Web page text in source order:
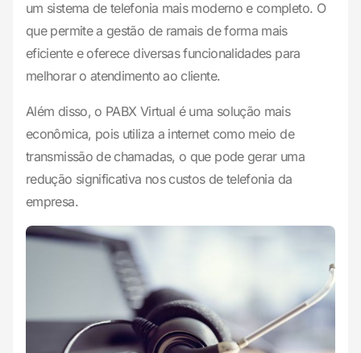
um sistema de telefonia mais moderno e completo. O
que permite a gestão de ramais de forma mais
eficiente e oferece diversas funcionalidades para
melhorar o atendimento ao cliente.
Além disso, o PABX Virtual é uma solução mais
econômica, pois utiliza a internet como meio de
transmissão de chamadas, o que pode gerar uma
redução significativa nos custos de telefonia da
empresa.